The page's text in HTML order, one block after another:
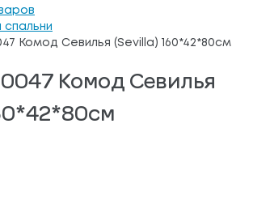
Комод Севилья (Sevilla) 160*42*80см
Комод Севилья